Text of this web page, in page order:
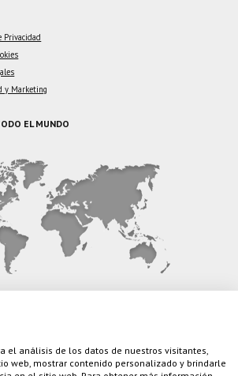
Privacidad
y Marketing
EL MUNDO
626 495 499
el análisis de los datos de nuestros visitantes,
web, mostrar contenido personalizado y brindarle